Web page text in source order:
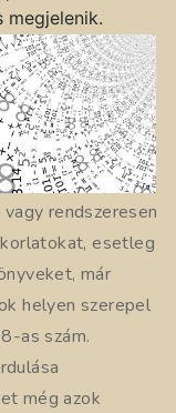
rendszeresen
esetleg
már
helyen szerepel
as szám.
még azok